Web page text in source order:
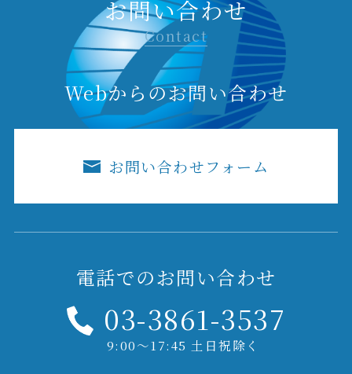
お問い合わせ
Contact
Webからのお問い合わせ
お問い合わせフォーム
電話でのお問い合わせ
03-3861-3537
9:00～17:45 土日祝除く